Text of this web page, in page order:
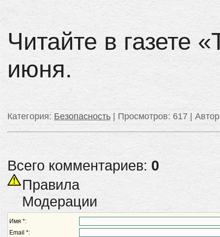
Читайте в газете
июня.
Категория: Безопасность | Просмотров: 617 | Автор
Всего комментариев: 0
Правила
Модерации
Имя *:
Email *: